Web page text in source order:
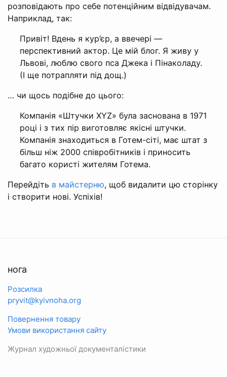
розповідають про себе потенційним відвідувачам.
Наприклад, так:
Привіт! Вдень я кур’єр, а ввечері —
перспективний актор. Це мій блог. Я живу у
Львові, люблю свого пса Джека і Пінаколаду.
(І ще потрапляти під дощ.)
… чи щось подібне до цього:
Компанія «Штучки XYZ» була заснована в 1971
році і з тих пір виготовляє якісні штучки.
Компанія знаходиться в Готем-сіті, має штат з
більш ніж 2000 співробітників і приносить
багато користі жителям Готема.
Перейдіть в майстерню, щоб видалити цю сторінку
і створити нові. Успіхів!
нога
Розсилка
pryvit@kyivnoha.org
Повернення товару
Умови використання сайту
Журнал художньої документалістики